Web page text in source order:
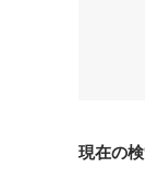
現在の